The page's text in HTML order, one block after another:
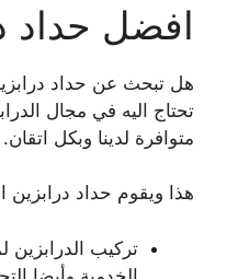
افضل حداد
هل تبحث عن حداد
تحتاج اليه في مجال
متوافرة لدينا وبكل اتقان.
هذا ويقوم حداد درابزين
تركيب الدرابزين